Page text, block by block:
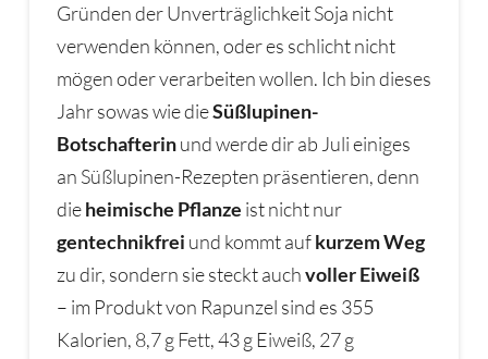
Gründen der Unverträglichkeit Soja nicht
verwenden können, oder es schlicht nicht
mögen oder verarbeiten wollen. Ich bin dieses
Jahr sowas wie dieSüßlupinen-
Botschafterinund werde dir ab Juli einiges
an Süßlupinen-Rezepten präsentieren, denn
dieheimische Pflanze ist nicht nur
gentechnikfrei und kommt aufkurzem Weg
zu dir, sondern sie steckt auchvoller Eiweiß
– im Produkt von Rapunzel sind es 355
Kalorien, 8,7 gFett, 43 g Eiweiß, 27 g